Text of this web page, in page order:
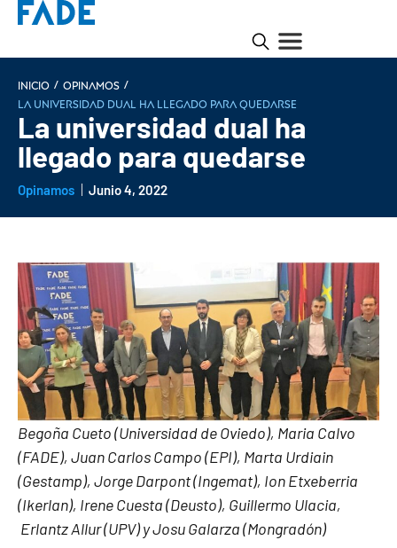
INICIO / Opinamos /
La universidad dual ha llegado para quedarse
La universidad dual ha
llegado para quedarse
Opinamos Junio 4, 2022
Begoña Cueto (Universidad de Oviedo), Maria Calvo
(FADE), Juan Carlos Campo (EPI), Marta Urdiain
(Gestamp), Jorge Darpont (Ingemat), Ion Etxeberria
(Ikerlan), Irene Cuesta (Deusto), Guillermo Ulacia,
Erlantz Allur (UPV) y Josu Galarza (Mongradón)